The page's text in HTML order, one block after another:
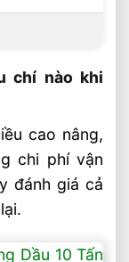
chí nào khi
cao nâng,
chi phí vận
đánh giá cả